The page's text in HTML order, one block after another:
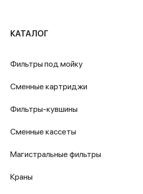
КАТАЛОГ
Фильтры под мойку
Сменные картриджи
Фильтры-кувшины
Сменные кассеты
Магистральные фильтры
Краны